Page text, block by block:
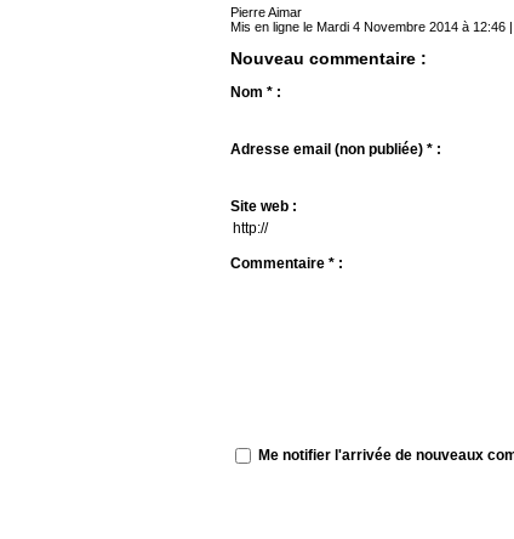
Pierre Aimar
Mis en ligne le Mardi 4 Novembre 2014 à 12:46
Nouveau commentaire :
Nom * :
Adresse email (non publiée) * :
Site web :
Commentaire * :
Me notifier l'arrivée de nouveaux